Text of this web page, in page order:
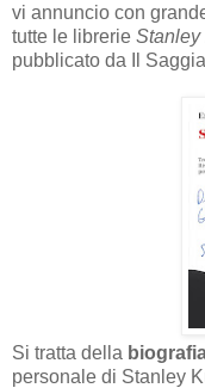
vi annuncio con
tutte le librerie Stanley
pubblicato da Il
Si tratta della
personale di Stanley